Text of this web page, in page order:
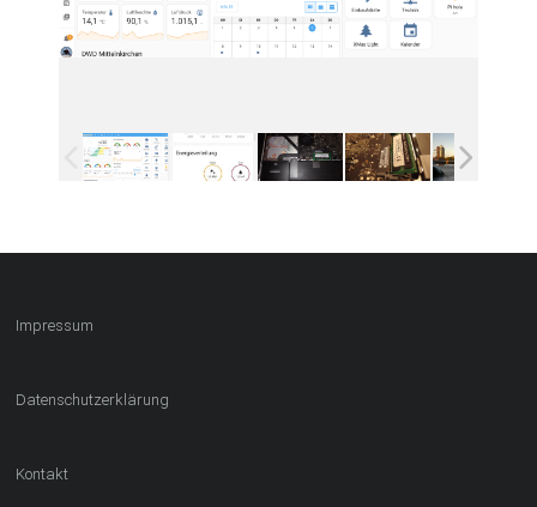
Impressum
Datenschutzerklärung
Kontakt